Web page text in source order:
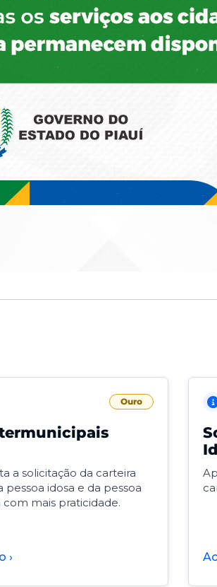
Ouro
a solicitação da carteira
idosa e da pessoa
mais praticidade.
›